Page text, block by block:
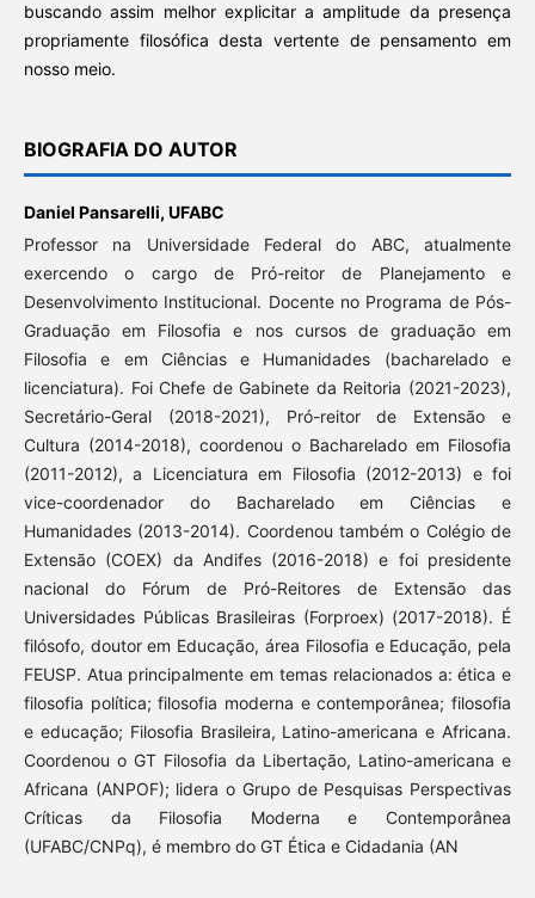
buscando assim melhor explicitar a amplitude da presença
propriamente filosófica desta vertente de pensamento em
nosso meio.
BIOGRAFIA DO AUTOR
Daniel Pansarelli, UFABC
Professor na Universidade Federal do ABC, atualmente
exercendo o cargo de Pró-reitor de Planejamento e
Desenvolvimento Institucional. Docente no Programa de Pós-
Graduação em Filosofia e nos cursos de graduação em
Filosofia e em Ciências e Humanidades (bacharelado e
licenciatura). Foi Chefe de Gabinete da Reitoria (2021-2023),
Secretário-Geral (2018-2021), Pró-reitor de Extensão e
Cultura (2014-2018), coordenou o Bacharelado em Filosofia
(2011-2012), a Licenciatura em Filosofia (2012-2013) e foi
vice-coordenador do Bacharelado em Ciências e
Humanidades (2013-2014). Coordenou também o Colégio de
Extensão (COEX) da Andifes (2016-2018) e foi presidente
nacional do Fórum de Pró-Reitores de Extensão das
Universidades Públicas Brasileiras (Forproex) (2017-2018). É
filósofo, doutor em Educação, área Filosofia e Educação, pela
FEUSP. Atua principalmente em temas relacionados a: ética e
filosofia política; filosofia moderna e contemporânea; filosofia
e educação; Filosofia Brasileira, Latino-americana e Africana.
Coordenou o GT Filosofia da Libertação, Latino-americana e
Africana (ANPOF); lidera o Grupo de Pesquisas Perspectivas
Críticas da Filosofia Moderna e Contemporânea
(UFABC/CNPq), é membro do GT Ética e Cidadania (AN